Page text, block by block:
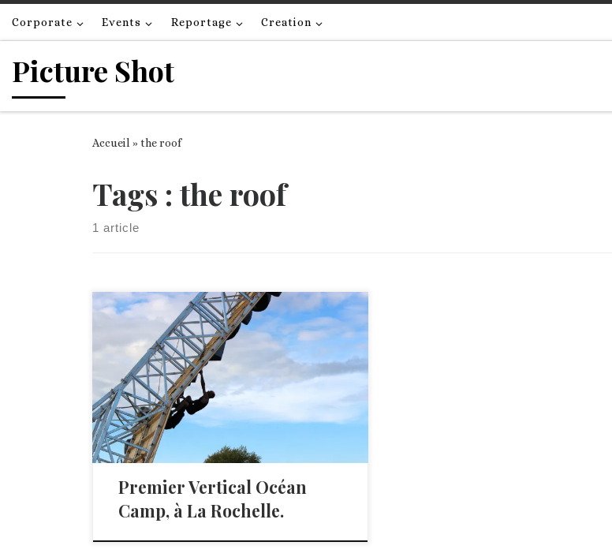
Passer au contenu
Corporate Events Reportage Creation
Picture Shot
Accueil »the roof
Tags : the roof
1 article
Le premier Vertical Océan Camp de France a eu
lieu […]
Premier Vertical Océan
Camp, à La Rochelle.